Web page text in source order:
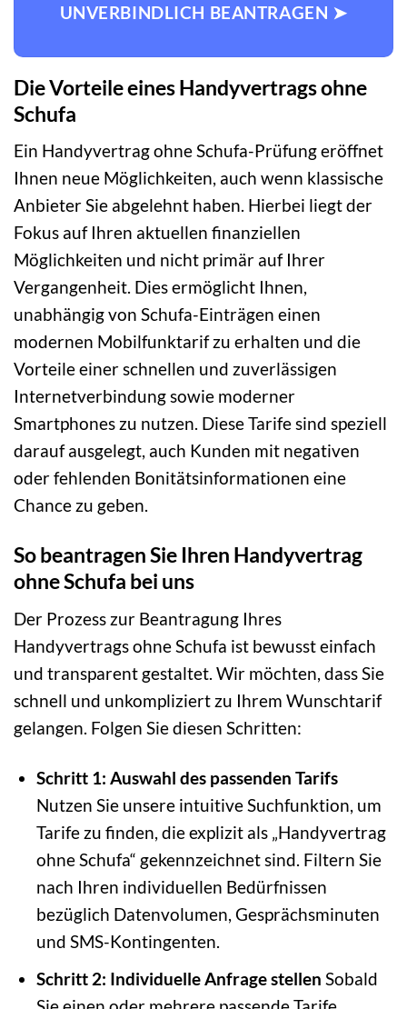
UNVERBINDLICH BEANTRAGEN ➤
Die Vorteile eines Handyvertrags ohne
Schufa
Ein Handyvertrag ohne Schufa-Prüfung eröffnet
Ihnen neue Möglichkeiten, auch wenn klassische
Anbieter Sie abgelehnt haben. Hierbei liegt der
Fokus auf Ihren aktuellen finanziellen
Möglichkeiten und nicht primär auf Ihrer
Vergangenheit. Dies ermöglicht Ihnen,
unabhängig von Schufa-Einträgen einen
modernen Mobilfunktarif zu erhalten und die
Vorteile einer schnellen und zuverlässigen
Internetverbindung sowie moderner
Smartphones zu nutzen. Diese Tarife sind speziell
darauf ausgelegt, auch Kunden mit negativen
oder fehlenden Bonitätsinformationen eine
Chance zu geben.
So beantragen Sie Ihren Handyvertrag
ohne Schufa bei uns
Der Prozess zur Beantragung Ihres
Handyvertrags ohne Schufa ist bewusst einfach
und transparent gestaltet. Wir möchten, dass Sie
schnell und unkompliziert zu Ihrem Wunschtarif
gelangen. Folgen Sie diesen Schritten:
Schritt 1: Auswahl des passenden Tarifs
Nutzen Sie unsere intuitive Suchfunktion, um
Tarife zu finden, die explizit als „Handyvertrag
ohne Schufa“ gekennzeichnet sind. Filtern Sie
nach Ihren individuellen Bedürfnissen
bezüglich Datenvolumen, Gesprächsminuten
und SMS-Kontingenten.
Schritt 2: Individuelle Anfrage stellen Sobald